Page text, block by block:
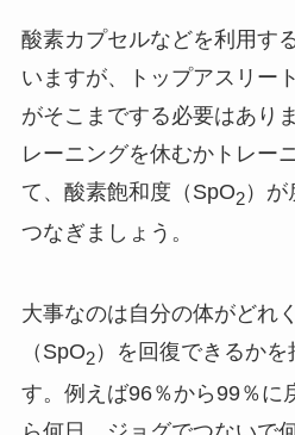
酸素カプセルなどを利用す
いますが、トップアスリー
がそこまでする必要はあり
レーニングを休むかトレー
て、酸素飽和度（SpO2）が
つなぎましょう。
大事なのは自分の体がどれ
（SpO2）を回復できるか
す。例えば96％から99％に